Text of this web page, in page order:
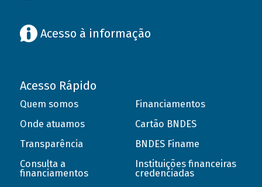
Acesso à informação
Acesso Rápido
Quem somos
Onde atuamos
Transparência
Consulta a
financiamentos
Financiamentos
Cartão BNDES
BNDES Finame
Instituições financeiras
credenciadas